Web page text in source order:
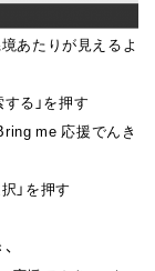
あたりが見えるよ
る」を押す
me 応援でんき
」を押す